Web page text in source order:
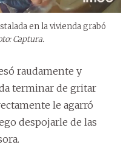
en la vivienda grabó
Captura.
raudamente y
terminar de gritar
le agarró
despojarle de las